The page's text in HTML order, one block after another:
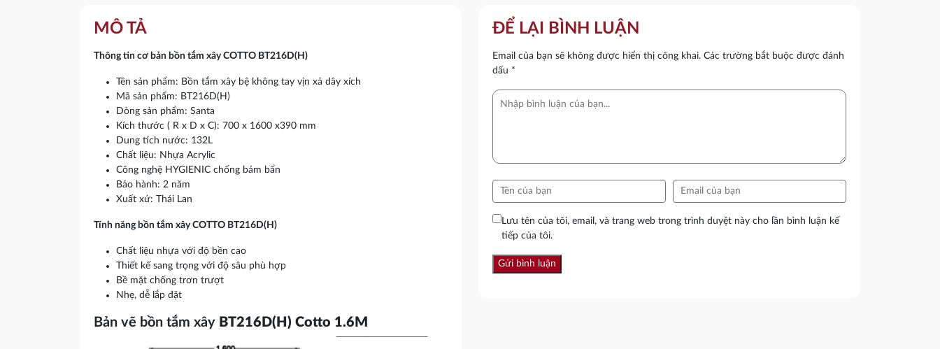
MÔ TẢ
Thông tin cơ bản bồn tắm xây COTTO BT216D(H)
Tên sản phẩm: Bồn tắm xây bệ không tay vịn xả dây xích
Mã sản phẩm: BT216D(H)
Dòng sản phẩm: Santa
Kích thước ( R x D x C): 700 x 1600 x390 mm
Dung tích nước: 132L
Chất liệu: Nhựa Acrylic
Công nghệ HYGIENIC chống bám bẩn
Bảo hành: 2 năm
Xuất xứ: Thái Lan
Tính năng bồn tắm xây COTTO BT216D(H)
Chất liệu nhựa với độ bền cao
Thiết kế sang trọng với độ sâu phù hợp
Bề mặt chống trơn trượt
Nhẹ, dễ lắp đặt
Bản vẽ bồn tắm xây BT216D(H) Cotto 1.6M
ĐỂ LẠI BÌNH LUẬN
Email của bạn sẽ không được hiển thị công khai. Các trường bắt buộc được đánh
dấu *
Lưu tên của tôi, email, và trang web trong trình duyệt này cho lần bình luận kế
tiếp của tôi.